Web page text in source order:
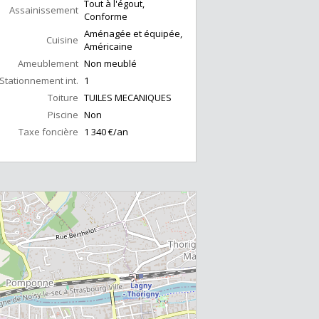
Assainissement Tout à l'égout,
Conforme
Cuisine Aménagée et équipée,
Américaine
Ameublement Non meublé
Stationnement int. 1
Toiture TUILES MECANIQUES
Piscine Non
Taxe foncière 1 340 €/an